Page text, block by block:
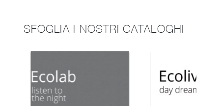
SFOGLIA I NOSTRI CATALOGHI